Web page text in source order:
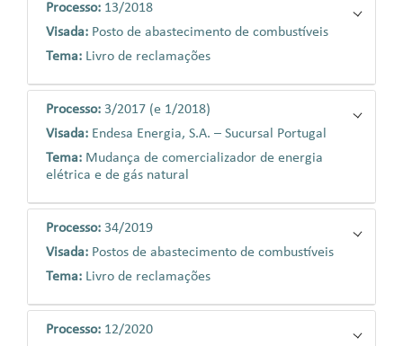
Processo: 13/2018
Visada: Posto de abastecimento de combustíveis
Tema: Livro de reclamações
Processo: 3/2017 (e 1/2018)
Visada: Endesa Energia, S.A. – Sucursal Portugal
Tema: Mudança de comercializador de energia
elétrica e de gás natural
Processo: 34/2019
Visada: Postos de abastecimento de combustíveis
Tema: Livro de reclamações
Processo: 12/2020